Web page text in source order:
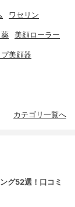
ワセリン
薬 美顔ローラー
美顔器
カテゴリ一覧へ
グ52選！口コミ